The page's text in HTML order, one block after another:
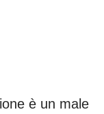
è un male